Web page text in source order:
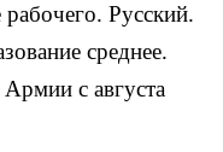
рабочего. Русский.
среднее.
с августа